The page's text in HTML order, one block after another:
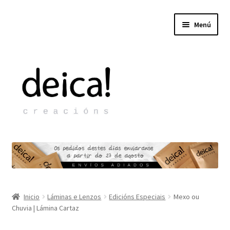
Menú
o
menú
fillo
Por ilustración
o
Tendas
Inicio Láminas e Lenzos Edicións Especiais
Mexo ou
Chuvia | Lámina Cartaz